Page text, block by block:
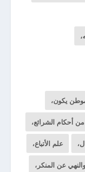
يكون،
أحكام الشرائع،
علم الأتباع،
عن المنكر،